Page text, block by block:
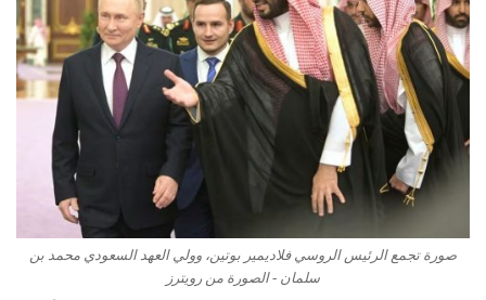
صورة تجمع الرئيس الروسي فلاديمير بوتين، وولي العهد السعودي محمد بن
سلمان - الصورة من رويترز